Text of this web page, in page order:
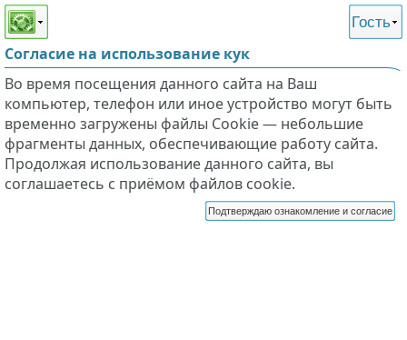
Этот сайт поддерживает
слабовидящих
Гость
Согласие на использование кук
Во время посещения данного сайта на Ваш
компьютер, телефон или иное устройство могут быть
временно загружены файлы Cookie — небольшие
фрагменты данных, обеспечивающие работу сайта.
Продолжая использование данного сайта, вы
соглашаетесь с приёмом файлов cookie.
Подтверждаю ознакомление и согласие